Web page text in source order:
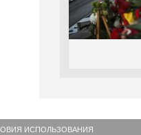
ИСПОЛЬЗОВАНИЯ